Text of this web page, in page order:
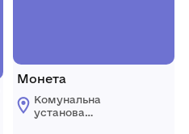
Монета
Комунальна
установа